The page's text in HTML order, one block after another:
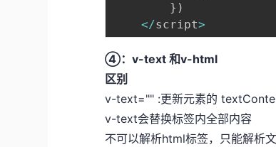
} )
</script>
④：v-text 和v-html
区别
v-text="" :更新元素的
v-text会替换标签内全部内容
不可以解析html标签，只能解析